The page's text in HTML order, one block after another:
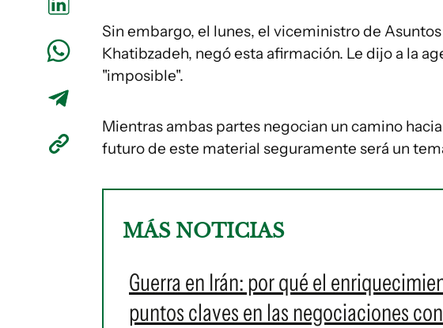
Sin embargo, el lunes, el viceministro de
Khatibzadeh, negó esta afirmación. Le dijo a la
"imposible".
Mientras ambas partes negocian un camino
futuro de este material seguramente será un
MÁS NOTICIAS
Guerra en Irán: por qué el
puntos claves en las negociaciones con